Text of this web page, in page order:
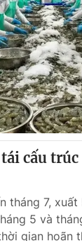
cấu
tháng 7,
5 và
gian hoãn